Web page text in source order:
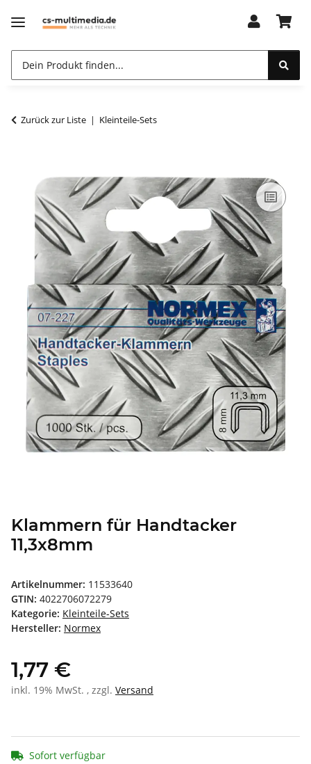
Zurück zur Liste Kleinteile-Sets
Klammern für Handtacker
11,3x8mm
Artikelnummer: 11533640
GTIN: 4022706072279
Kategorie: Kleinteile-Sets
Hersteller: Normex
1,77 €
inkl. 19% MwSt. , zzgl. Versand
Sofort verfügbar